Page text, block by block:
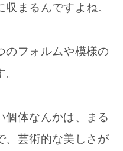
まるんですよね。
のフォルムや模様の
個体なんかは、まる
、芸術的な美しさが